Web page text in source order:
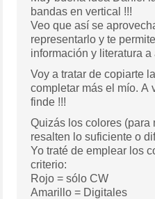
bandas en vertical !!!
Veo que así se
representarlo y te
información y literatura a
Voy a tratar de copiarte
completar más el mío. A
finde !!!
Quizás los colores (para
resalten lo suficiente o
Yo traté de emplear los
criterio:
Rojo = sólo CW
Amarillo = Digitales